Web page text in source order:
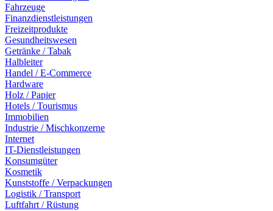
Fahrzeuge
Finanzdienstleistungen
Freizeitprodukte
Gesundheitswesen
Getränke / Tabak
Halbleiter
Handel / E-Commerce
Hardware
Holz / Papier
Hotels / Tourismus
Immobilien
Industrie / Mischkonzerne
Internet
IT-Dienstleistungen
Konsumgüter
Kosmetik
Kunststoffe / Verpackungen
Logistik / Transport
Luftfahrt / Rüstung